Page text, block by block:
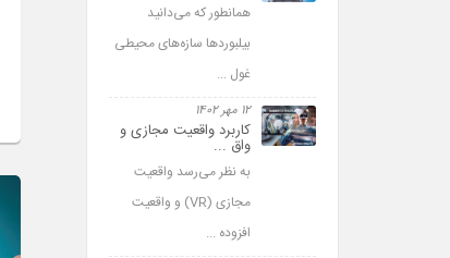
همانطور که می‌­دانید
بیلبوردها سازه‌­های محیطی
غول ...
12 مهر 1402
کاربرد واقعیت مجازی و
واق ...
به نظر می­‌رسد واقعیت
مجازی (VR) و واقعیت
افزوده ...